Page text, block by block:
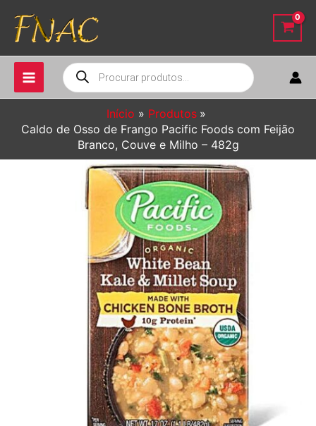
para
conteúdo
Pesquisar
produtos
Início
Produtos
Caldo de Osso de Frango Pacific Foods com Feijão
Branco, Couve e Milho – 482g